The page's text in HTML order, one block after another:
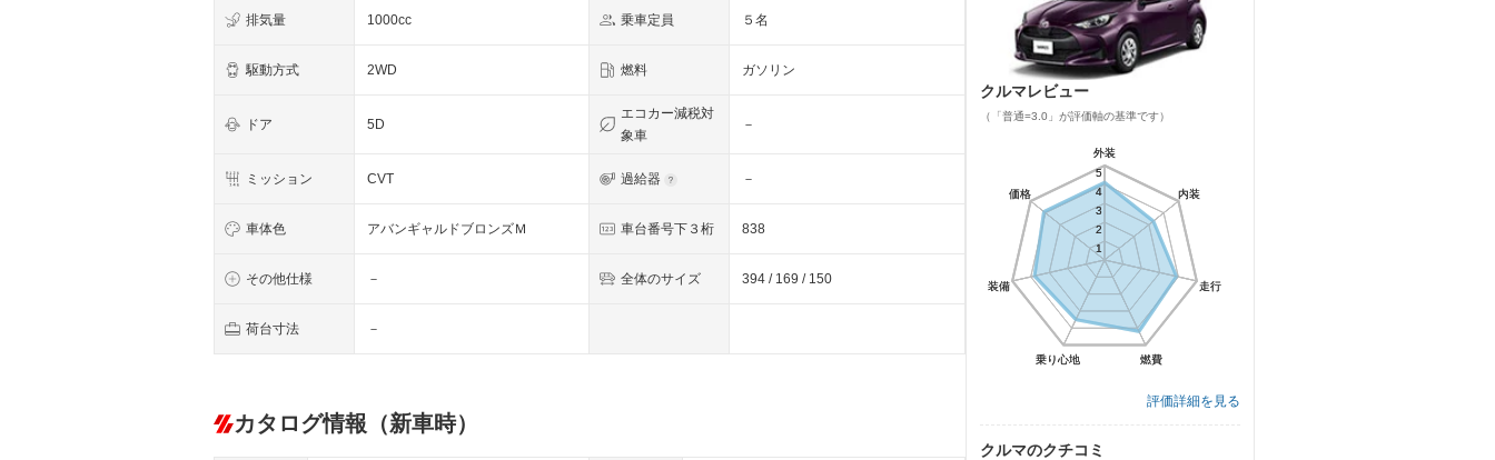
排気量 1000cc 乗車定員 ５名
駆動方式 2WD 燃料 ガソリン
ドア 5D
エコカー減税対
象車
－
ミッション CVT 過給器 －
車体色 アバンギャルドブロンズＭ 車台番号下３桁 838
その他仕様 － 全体のサイズ 394 / 169 / 150
荷台寸法 －
カタログ情報（新車時）
クルマレビュー
（「普通=3.0」が評価軸の基準です）
外装
内装
走行
燃費
乗り心地
装備
価格
1
2
3
4
5
外装
内装
走行
燃費
乗り心地
装備
価格
1
2
3
4
5
評価詳細を見る
クルマのクチコミ